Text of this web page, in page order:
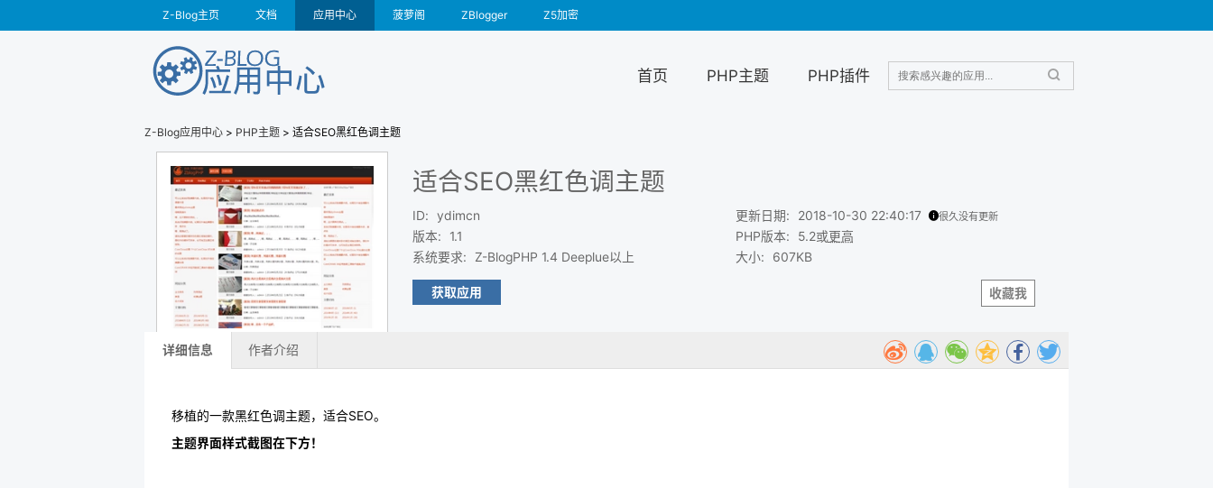
Z-Blog主页 文档 应用中心 菠萝阁 ZBlogger Z5加密
首页 PHP主题 PHP插件
Z-Blog应用中心 > PHP主题 > 适合SEO黑红色调主题
适合SEO黑红色调主题
ID:
ydimcn
版本:
1.1
系统要求: Z-BlogPHP 1.4 Deeplue以上
更新日期: 2018-10-30 22:40:17 很久没有更新
PHP版本: 5.2或更高
大小: 607KB
收藏我
获取应用
详细信息 作者介绍
移植的一款黑红色调主题，适合SEO。
主题界面样式截图在下方！